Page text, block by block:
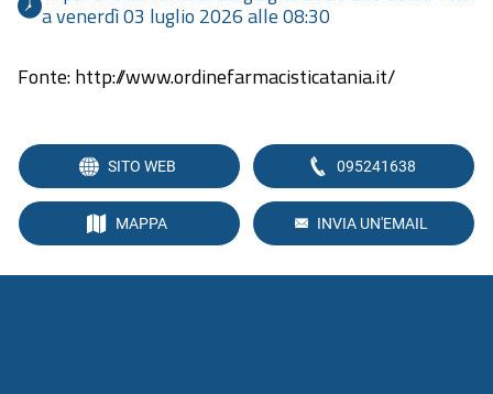
a venerdì 03 luglio 2026 alle 08:30
Fonte: http://www.ordinefarmacisticatania.it/
SITO WEB 095241638
MAPPA INVIA UN'EMAIL